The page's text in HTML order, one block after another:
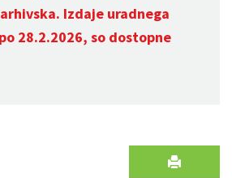
arhivska. Izdaje uradnega
28.2.2026, so dostopne